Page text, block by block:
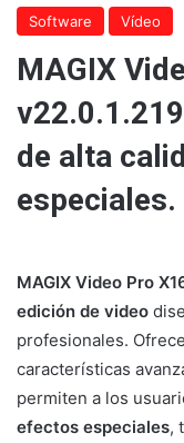
Software Vídeo
MAGIX
de alta
especiales.
MAGIX Video Pro
edición de video
profesionales.
características
permiten a los
efectos especiales,